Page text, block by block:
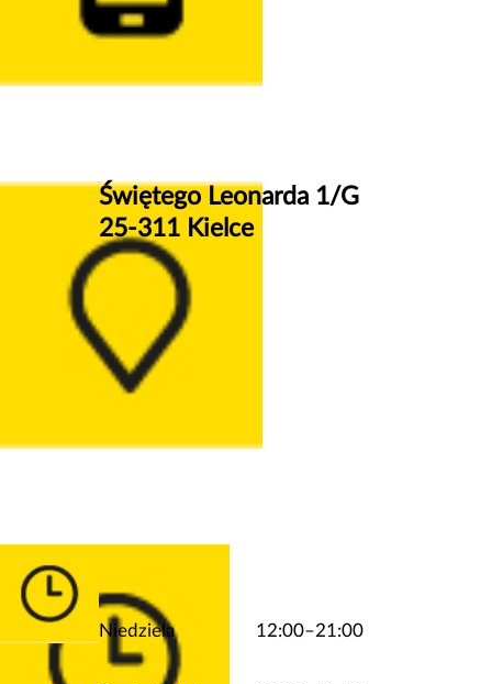
Świętego Leonarda 1/G
25-311 Kielce
Niedziela 12:00–21:00